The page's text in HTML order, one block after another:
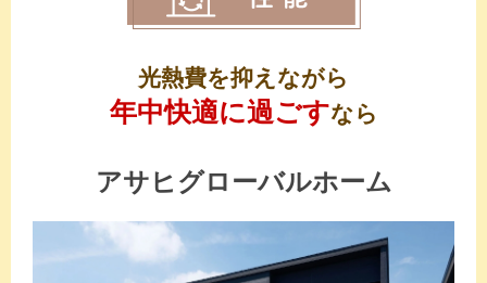
光熱費を抑えながら
年中快適に過ごすなら
アサヒグローバルホーム